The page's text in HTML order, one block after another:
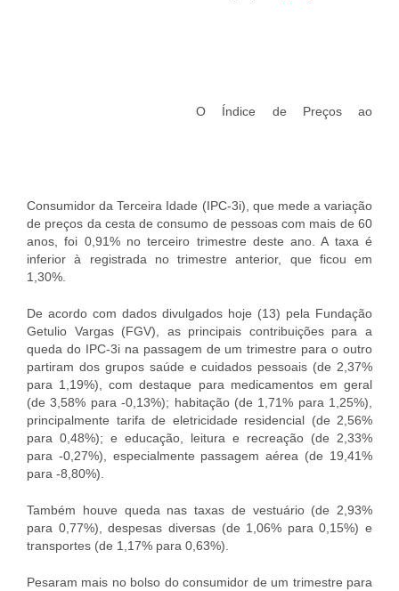
O Índice de Preços ao
Consumidor da Terceira Idade (IPC-3i), que mede a variação
de preços da cesta de consumo de pessoas com mais de 60
anos, foi 0,91% no terceiro trimestre deste ano. A taxa é
inferior à registrada no trimestre anterior, que ficou em
1,30%.
De acordo com dados divulgados hoje (13) pela Fundação
Getulio Vargas (FGV), as principais contribuições para a
queda do IPC-3i na passagem de um trimestre para o outro
partiram dos grupos saúde e cuidados pessoais (de 2,37%
para 1,19%), com destaque para medicamentos em geral
(de 3,58% para -0,13%); habitação (de 1,71% para 1,25%),
principalmente tarifa de eletricidade residencial (de 2,56%
para 0,48%); e educação, leitura e recreação (de 2,33%
para -0,27%), especialmente passagem aérea (de 19,41%
para -8,80%).
Também houve queda nas taxas de vestuário (de 2,93%
para 0,77%), despesas diversas (de 1,06% para 0,15%) e
transportes (de 1,17% para 0,63%).
Pesaram mais no bolso do consumidor de um trimestre para